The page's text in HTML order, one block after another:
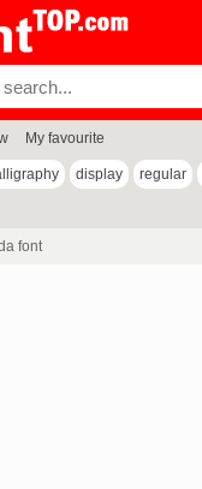
My favourite
display regular
font